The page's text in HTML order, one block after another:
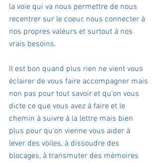
la voie qui va nous permettre de nous
recentrer sur le coeur, nous connecter à
nos propres valeurs et surtout à nos
vrais besoins.
Il est bon quand plus rien ne vient vous
éclairer de vous faire accompagner mais
non pas pour tout savoir et qu'on vous
dicte ce que vous avez à faire et le
chemin à suivre à la lettre mais bien
plus pour qu'on vienne vous aider à
lever des voiles, à dissoudre des
blocages, à transmuter des mémoires